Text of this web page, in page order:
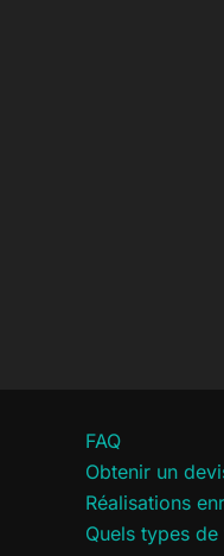
FAQ
Obtenir un
Réalisations
Quels types